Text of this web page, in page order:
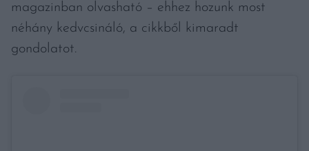
magazinban olvasható – ehhez hozunk most
néhány kedvcsináló, a cikkből kimaradt
gondolatot.